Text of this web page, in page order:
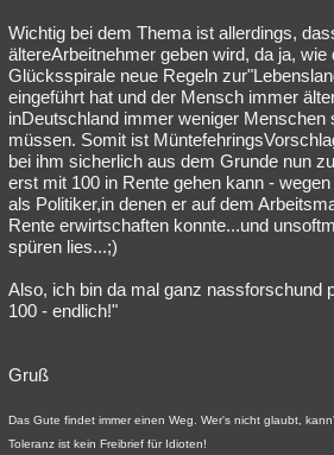
Wichtig bei dem Thema ist allerdings,
ältereArbeitnehmer geben wird, da ja, wie
Glücksspirale neue Regeln
eingeführt hat und der Mensch immer
inDeutschland immer weniger Menschen
müssen. Somit ist
bei ihm sicherlich aus dem Grunde nun
erst mit 100 in Rente gehen kann -
als Politiker,in denen er auf dem
Rente erwirtschaften konnte...und
spüren lies...;)
Also, ich bin da mal ganz nassforschund
100 - endlich!"
Gruß
Das Gute findet immer einen Weg. Wer's nicht glaubt,
Toleranz ist kein Freibrief für Idioten!